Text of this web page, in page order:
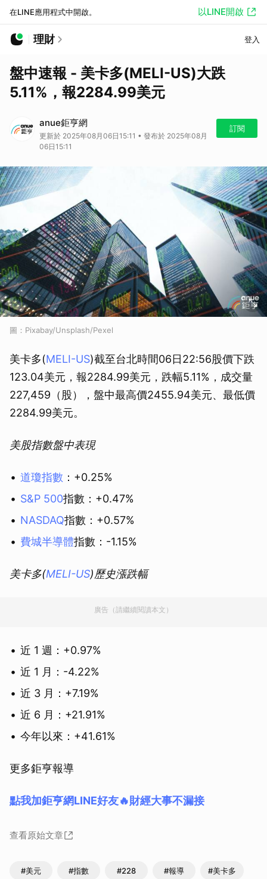
在LINE應用程式中開啟。 以LINE開啟
理財 登入
盤中速報 - 美卡多(MELI-US)大跌
5.11%，報2284.99美元
anue鉅亨網
更新於 2025年08月06日15:11 • 發布於 2025年08月
06日15:11
訂閱
圖：Pixabay/Unsplash/Pexel
美卡多(MELI-US)截至台北時間06日22:56股價下跌
123.04美元，報2284.99美元，跌幅5.11%，成交量
227,459（股），盤中最高價2455.94美元、最低價
2284.99美元。
美股指數盤中表現
道瓊指數 ：+0.25%
S&P 500指數：+0.47%
NASDAQ指數：+0.57%
費城半導體指數：-1.15%
美卡多(MELI-US)歷史漲跌幅
廣告（請繼續閱讀本文）
近 1 週：+0.97%
近 1 月：-4.22%
近 3 月：+7.19%
近 6 月：+21.91%
今年以來：+41.61%
更多鉅亨報導
點我加鉅亨網LINE好友🔥財經大事不漏接
查看原始文章
#美元 #指數 #228 #報導 #美卡多